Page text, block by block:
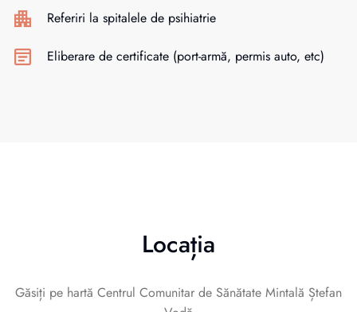
Referiri la spitalele de psihiatrie
Eliberare de certificate (port-armă, permis auto, etc)
Locația
Găsiți pe hartă Centrul Comunitar de Sănătate Mintală Ștefan